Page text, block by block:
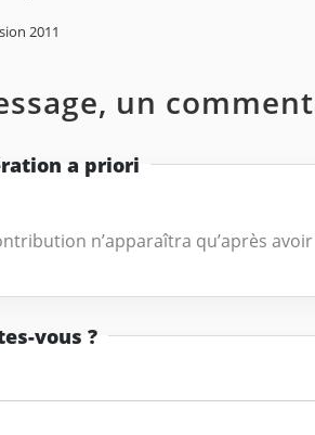
2011
un
a priori
n’apparaîtra qu’après
vous ?